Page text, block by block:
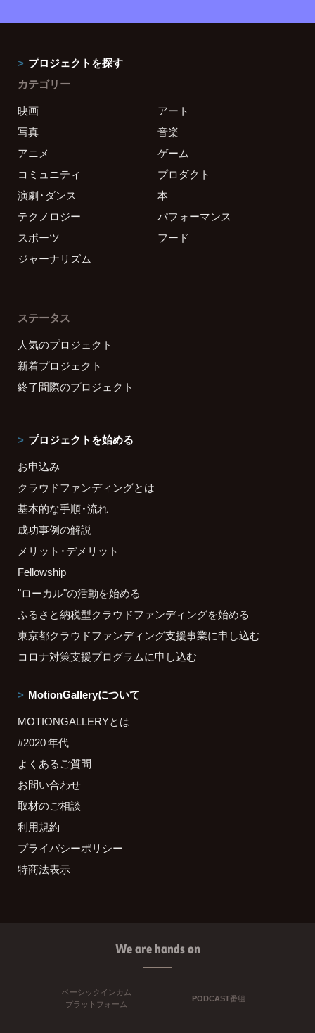
プロジェクトを探す
カテゴリー
映画
アート
写真
音楽
アニメ
ゲーム
コミュニティ
プロダクト
演劇・ダンス
本
テクノロジー
パフォーマンス
スポーツ
フード
ジャーナリズム
ステータス
人気のプロジェクト
新着プロジェクト
終了間際のプロジェクト
プロジェクトを始める
お申込み
クラウドファンディングとは
基本的な手順・流れ
成功事例の解説
メリット・デメリット
Fellowship
"ローカル"の活動を始める
ふるさと納税型クラウドファンディングを始める
東京都クラウドファンディング支援事業に申し込む
コロナ対策支援プログラムに申し込む
MotionGalleryについて
MOTIONGALLERYとは
#2020 年代
よくあるご質問
お問い合わせ
取材のご相談
利用規約
プライバシーポリシー
特商法表示
We are hands on
ベーシックインカム
プラットフォーム
PODCAST番組